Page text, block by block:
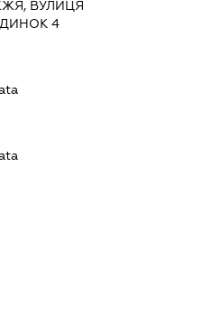
ВУЛИЦЯ
4